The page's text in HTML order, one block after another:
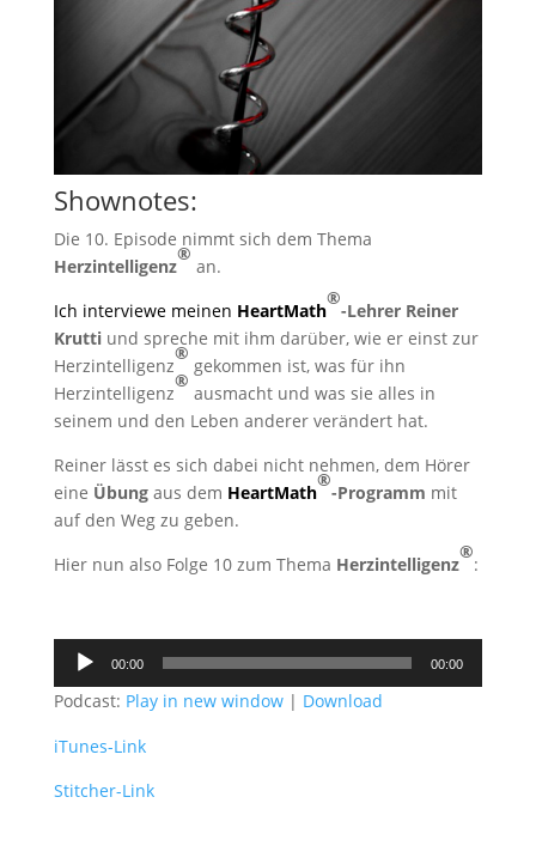
Shownotes:
Die 10. Episode nimmt sich dem Thema
Herzintelligenz
®
an.
Ich interviewe meinen HeartMath
®
-Lehrer Reiner
Kruttiund spreche mit ihm darüber, wie er einst zur
Herzintelligenz
®
gekommen ist, was für ihn
Herzintelligenz
®
ausmacht und was sie alles in
seinem und den Leben anderer verändert hat.
Reiner lässt es sich dabei nicht nehmen, dem Hörer
eine Übungaus dem HeartMath
®
-Programm mit
auf den Weg zu geben.
Hier nun also Folge 10 zum Thema Herzintelligenz
®
:
Audio-
00:00 00:00
Podcast: Play in new window| Download
iTunes-Link
Stitcher-Link